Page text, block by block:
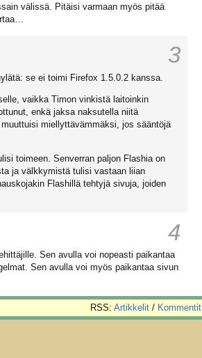
välissä. Pitäisi varmaan myös pitää
3
se ei toimi Firefox 1.5.0.2 kanssa.
vaikka Timon vinkistä laitoinkin
enkä jaksa naksutella niitä
miellyttävämmäksi, jos sääntöjä
toimeen. Senverran paljon Flashia on
ja välkkymistä tulisi vastaan liian
Flashillä tehtyjä sivuja, joiden
4
Sen avulla voi nopeasti paikantaa
Sen avulla voi myös paikantaa sivun
RSS: Artikkelit / Kommentit